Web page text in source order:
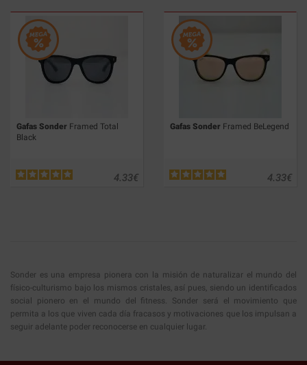
Gafas Sonder Framed Total
Black
€
4.33
Gafas Sonder Framed BeLegend
€
4.33
Sonder es una empresa pionera con la misión de naturalizar el mundo del
físico-culturismo bajo los mismos cristales, así pues, siendo un identificados
social pionero en el mundo del fitness. Sonder será el movimiento que
permita a los que viven cada día fracasos y motivaciones que los impulsan a
seguir adelante poder reconocerse en cualquier lugar.